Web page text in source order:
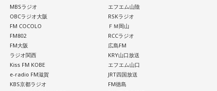
我慢できるのは、あなたが優しくて、まわりを思いやれる証
拠です。あとは少しだけ、自分の本音も大切にしてあげまし
ょう。
■監修者プロフィール：草彅健太（くさなぎ・けんた）
東京池袋占い館セレーネ所属。メンタルケアカウンセラー。
鑑定件数は若い女性を中心に7,000件を超え、占いイベントや
MBSラジオ
OBCラジオ大阪
FM COCOLO
FM802
FM大阪
ラジオ関西
Kiss FM KOBE
e-radio FM滋賀
KBS京都ラジオ
エフエム山陰
RSKラジオ
ＦＭ岡山
RCCラジオ
広島FM
KRY山口放送
エフエム山口
JRT四国放送
FM徳島